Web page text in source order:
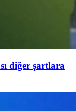
diğer şartlara